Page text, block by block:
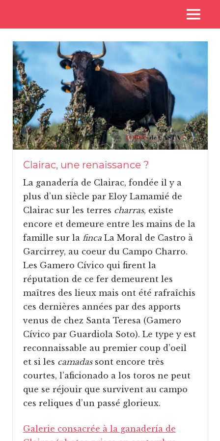
Toros
de
Casta
aux
des
toros
MENU
Clairac, une renaissance ?
La ganadería de Clairac, fondée il y a
plus d’un siècle par Eloy Lamamié de
Clairac sur les terres charras, existe
encore et demeure entre les mains de la
famille sur la fincaLa Moral de Castro à
Garcirrey, au coeur du Campo Charro.
Les Gamero Cívico qui firent la
réputation de ce fer demeurent les
maîtres des lieux mais ont été rafraîchis
ces dernières années par des apports
venus de chez Santa Teresa (Gamero
Cívico par Guardiola Soto). Le type y est
reconnaissable au premier coup d’oeil
et si les camadassont encore très
courtes, l’aficionado a los toros ne peut
que se réjouir que survivent au campo
ces reliques d’un passé glorieux.
Galerie consacrée à la ganadería de